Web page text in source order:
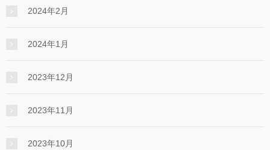
2024年2月
2024年1月
2023年12月
2023年11月
2023年10月